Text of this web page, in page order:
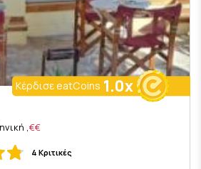
Κέρδισε eatCoins 1.0x
€€
4 Κριτικές